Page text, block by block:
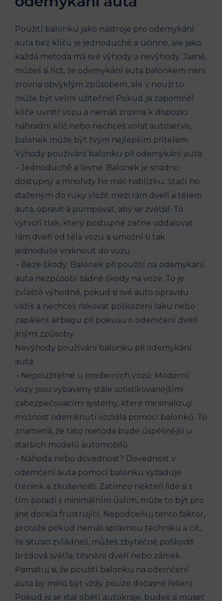
Použití balonku jako ⁤nástroje pro odemykání
auta bez klíčů je jednoduché a účinné, ale⁤ jako
každá⁤ metoda má své výhody a nevýhody. Jasně,
můžeš si říct,⁢ že odemykání⁤ auta balonkem není
zrovna obvyklým způsobem, ale v nouzi to
může být velmi‌ užitečné! Pokud jsi​ zapomněl
klíče uvnitř vozu ⁣a nemáš zrovna k dispozici
náhradní klíč nebo nechceš volat ⁣autoservis,
balonek může‍ být tvým nejlepším přítelem.‍
Výhody‌ používání balonku​ při odemykání auta:
– Jednoduché a levné: Balonek je snadno‍
dostupný a mnohdy ho máš nablízku. Stačí ‍ho
⁢staženým ​do ruky vložit mezi rám dveří a tělem
auta, opravit a pumpovat, aby se zvětšil. To
vytvoří tlak, který ⁣postupně začne oddalovat
rám dveří od​ těla vozu a umožní ‌ti tak
jednoduše​ vniknout do vozu.
– Beze ‍škody: Balonek při použití na odemykání
auta‍ nezpůsobí žádné ‍škody‍ na voze. To ‌je
zvláště výhodné,⁢ pokud si‍ své auto opravdu
vážíš a nechceš riskovat poškození laku nebo
zapálení airbagu⁣ při pokusu o odemčení dveří
jinými způsoby.
Nevýhody používání balonku při odemykání
auta:
– Nepoužitelné u moderních vozů: ​Moderní
vozy jsou⁤ vybaveny ‌stále sofistikovanějšími
‌zabezpečovacími systémy, ‌které minimalizují
možnost‍ odemknutí vozidla pomocí balonků. To
znamená, že ⁣tato metoda bude úspěšnější u
‌starších‍ modelů automobilů.
– Náhoda nebo dovednost? Dovednost v
odemčení auta pomocí balonku vyžaduje
trénink a zkušenosti. Zatímco⁣ někteří lidé si s
tím poradí s minimálním ⁤úsilím, ⁣může to‍ být pro
jiné docela frustrující.‍ Nepodceňuj ⁣tento faktor,
protože pokud nemáš správnou techniku a cít,
že situaci zvládneš, můžeš zbytečně poškodit
⁤brzdová⁤ světla, těsnění​ dveří nebo zámek. ‍
Pamatuj si, že​ použití balonku ⁢na odemčení
auta by mělo být ⁢vždy pouze dočasné řešení.
Pokud jsi‍ se stal ‍obětí autokraje, budeš si muset